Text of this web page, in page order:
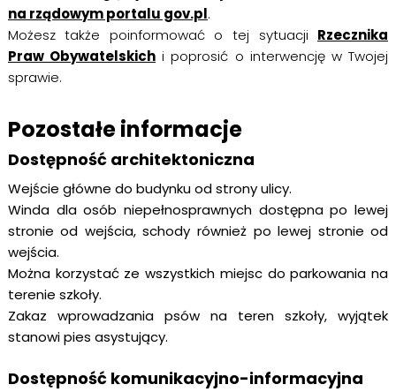
na rządowym portalu gov.pl.
Możesz także poinformować o tej sytuacji Rzecznika
Praw Obywatelskich i poprosić o interwencję w Twojej
sprawie.
Pozostałe informacje
Dostępność architektoniczna
Wejście główne do budynku od strony ulicy.
Winda dla osób niepełnosprawnych dostępna po lewej
stronie od wejścia, schody również po lewej stronie od
wejścia.
Można korzystać ze wszystkich miejsc do parkowania na
terenie szkoły.
Zakaz wprowadzania psów na teren szkoły, wyjątek
stanowi pies asystujący.
Dostępność komunikacyjno-informacyjna